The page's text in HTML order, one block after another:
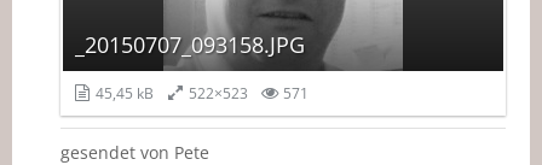
_20150707_093158.JPG
45,45 kB 522×523 571
gesendet von Pete